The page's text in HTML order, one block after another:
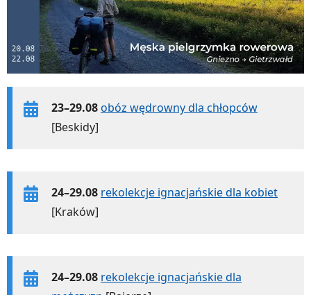
23–29.08obóz wędrowny dla chłopców
[Beskidy]
24–29.08 rekolekcje ignacjańskie dla kobiet
[Kraków]
24–29.08 rekolekcje ignacjańskie dla